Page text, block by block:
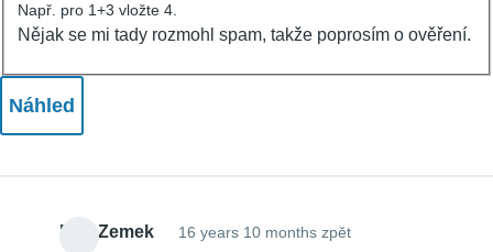
Např. pro 1+3 vložte 4.
Nějak se mi tady rozmohl spam, takže poprosím o ověření.
Petr Zemek 16 years 10 months zpět